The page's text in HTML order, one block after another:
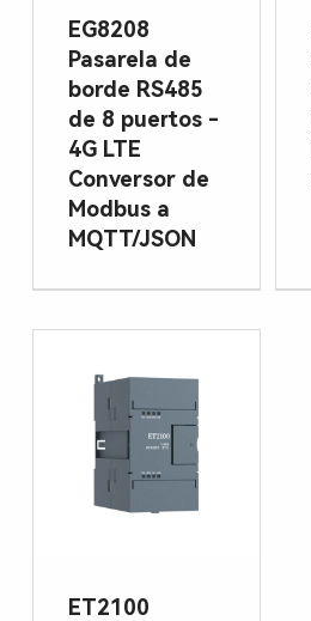
EG8208
Pasarela de
borde RS485
de 8 puertos -
4G LTE
Conversor de
Modbus a
MQTT/JSON
ET2100